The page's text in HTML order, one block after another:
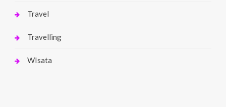
Travel
Travelling
WIsata